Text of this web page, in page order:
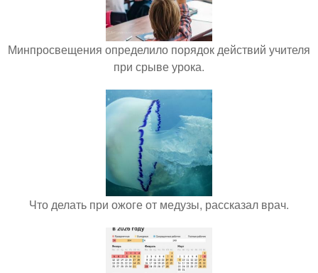
Минпросвещения определило порядок действий учителя
при срыве урока.
Что делать при ожоге от медузы, рассказал врач.